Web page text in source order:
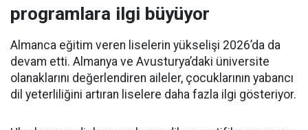
programlara ilgi büyüyor
Almanca eğitim veren liselerin yükselişi 2026’da da
devam etti. Almanya ve Avusturya’daki üniversite
olanaklarını değerlendiren aileler, çocuklarının yabancı
dil yeterliliğini artıran liselere daha fazla ilgi gösteriyor.